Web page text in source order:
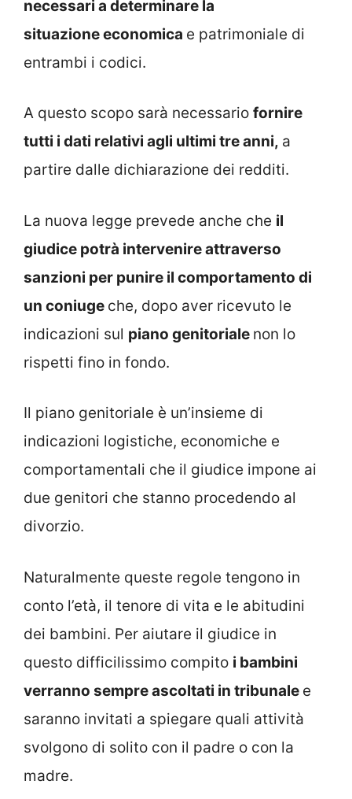
necessari a determinare la
situazioneeconomica e patrimoniale di
entrambi i codici.
A questo scopo sarà necessario fornire
tutti i dati relativi agli ultimi tre anni, a
partire dalle dichiarazione dei redditi.
La nuova legge prevede anche che il
giudice potrà intervenire attraverso
sanzioni per punire il comportamento di
un coniuge che, dopo aver ricevuto le
indicazioni sul piano genitoriale non lo
rispetti fino in fondo.
Il piano genitoriale è un’insieme di
indicazioni logistiche, economiche e
comportamentali che il giudice impone ai
due genitori che stanno procedendo al
divorzio.
Naturalmente queste regole tengono in
conto l’età, il tenore di vita e le abitudini
dei bambini. Per aiutare il giudice in
questo difficilissimo compito i bambini
verranno sempre ascoltati in tribunale e
saranno invitati a spiegare quali attività
svolgono di solito con il padre o con la
madre.